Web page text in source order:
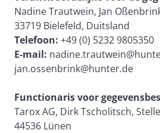
Nadine Trautwein, Jan
33719 Bielefeld, Duitsland
Telefoon: +49 (0) 5232 9805350
E-mail:
jan.ossenbrink@hunter.de
Functionaris voor
Tarox AG, Dirk Tscholitsch,
44536 Lünen